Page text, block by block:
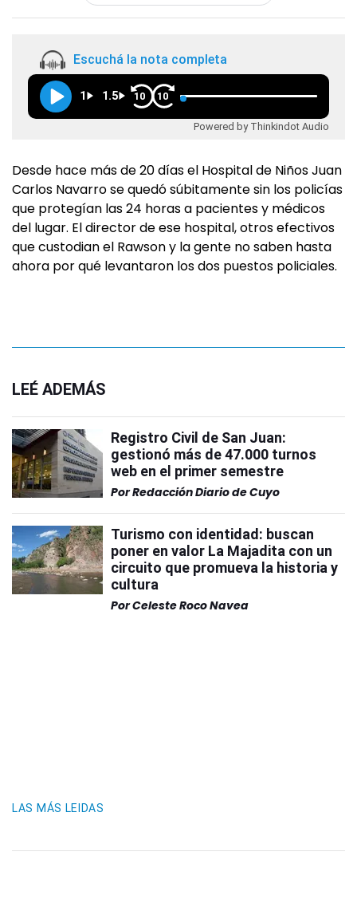
Escuchá la nota completa
1 1.5 10 10
Powered by Thinkindot Audio
Desde hace más de 20 días el Hospital de Niños Juan
Carlos Navarro se quedó súbitamente sin los policías
que protegían las 24 horas a pacientes y médicos
del lugar. El director de ese hospital, otros efectivos
que custodian el Rawson y la gente no saben hasta
ahora por qué levantaron los dos puestos policiales.
LEÉ ADEMÁS
Registro Civil de San Juan:
gestionó más de 47.000 turnos
web en el primer semestre
PorRedacción Diario de Cuyo
Turismo con identidad: buscan
poner en valor La Majadita con un
circuito que promueva la historia y
cultura
PorCeleste Roco Navea
LAS MÁS LEIDAS